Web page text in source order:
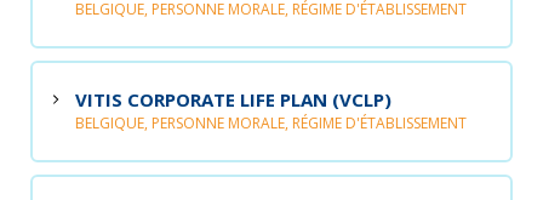
BELGIQUE, PERSONNE MORALE, RÉGIME D'ÉTABLISSEMENT
VITIS CORPORATE LIFE PLAN (VCLP)
BELGIQUE, PERSONNE MORALE, RÉGIME D'ÉTABLISSEMENT